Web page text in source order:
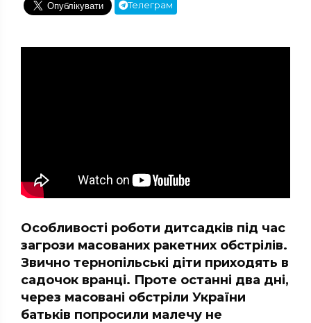
Телеграм
Особливості роботи дитсадків під час
загрози масованих ракетних обстрілів.
Звично тернопільські діти приходять в
садочок вранці. Проте останні два дні,
через масовані обстріли України
батьків попросили малечу не